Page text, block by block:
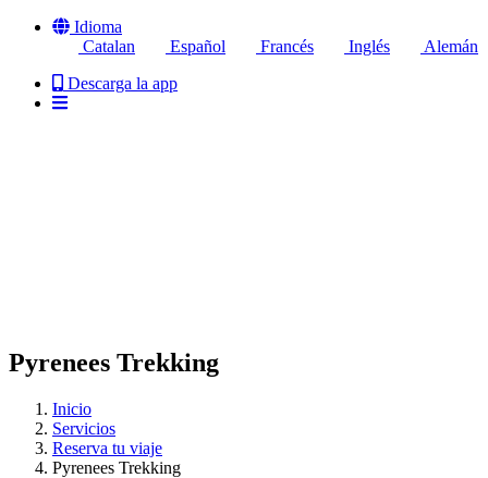
Idioma
Catalan
Español Francés Inglés
Alemán
Descarga la app
Pyrenees Trekking
Inicio
Servicios
Reserva tu viaje
Pyrenees Trekking